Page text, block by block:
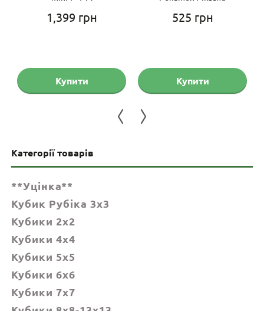
1,399 грн
Купити
525 грн
Купити
Категорії товарів
**Уцінка**
Кубик Рубіка 3x3
Кубики 2x2
Кубики 4x4
Кубики 5x5
Кубики 6х6
Кубики 7х7